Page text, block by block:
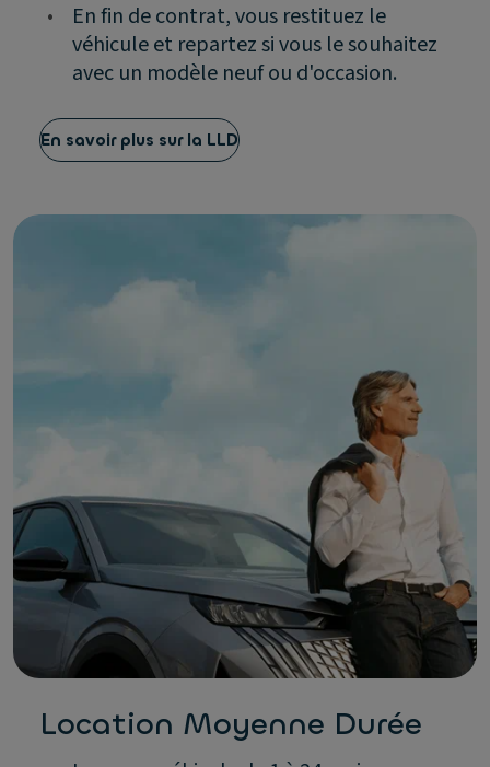
•
En fin de contrat, vous restituez le
véhicule et repartez si vous le souhaitez
avec un modèle neuf ou d'occasion.
En savoir plus sur la LLD
Location Moyenne Durée